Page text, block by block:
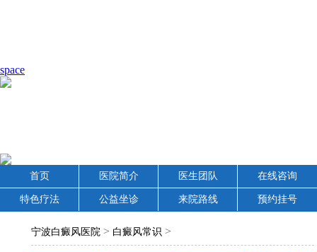
space
首页 医院简介 医生团队 在线咨询
特色疗法 公益坐诊 来院路线 预约挂号
宁波白癜风医院 > 白癜风常识 >